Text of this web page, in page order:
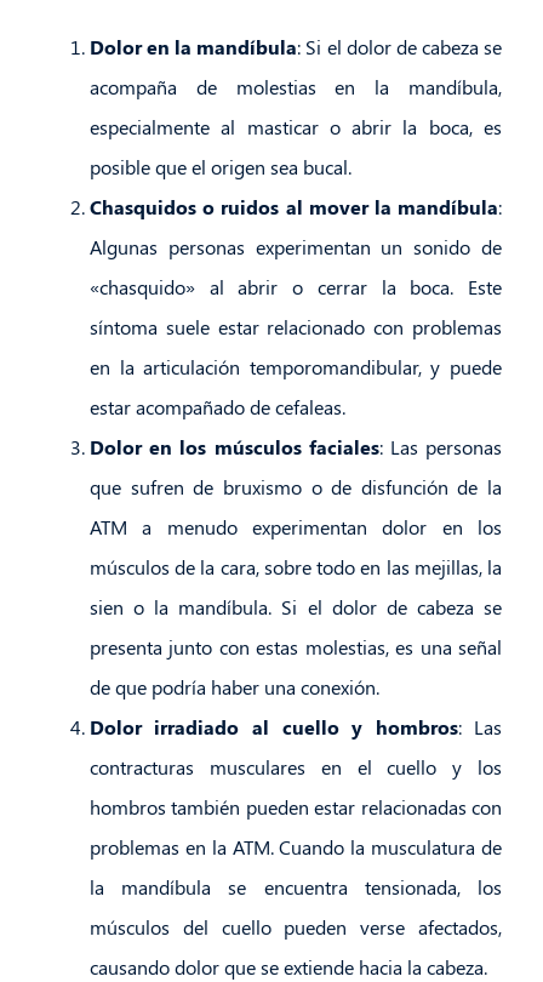
Dolor en la mandíbula: Si el dolor de cabeza se
acompaña de molestias en la mandíbula,
especialmente al masticar o abrir la boca, es
posible que el origen sea bucal.
Chasquidos o ruidos al mover la mandíbula:
Algunas personas experimentan un sonido de
«chasquido» al abrir o cerrar la boca. Este
síntoma suele estar relacionado con problemas
en la articulación temporomandibular, y puede
estar acompañado de cefaleas.
Dolor en los músculos faciales: Las personas
que sufren de bruxismo o de disfunción de la
ATM a menudo experimentan dolor en los
músculos de la cara, sobre todo en las mejillas, la
sien o la mandíbula. Si el dolor de cabeza se
presenta junto con estas molestias, es una señal
de que podría haber una conexión.
Dolor irradiado al cuello y hombros: Las
contracturas musculares en el cuello y los
hombros también pueden estar relacionadas con
problemas en la ATM. Cuando la musculatura de
la mandíbula se encuentra tensionada, los
músculos del cuello pueden verse afectados,
causando dolor que se extiende hacia la cabeza.